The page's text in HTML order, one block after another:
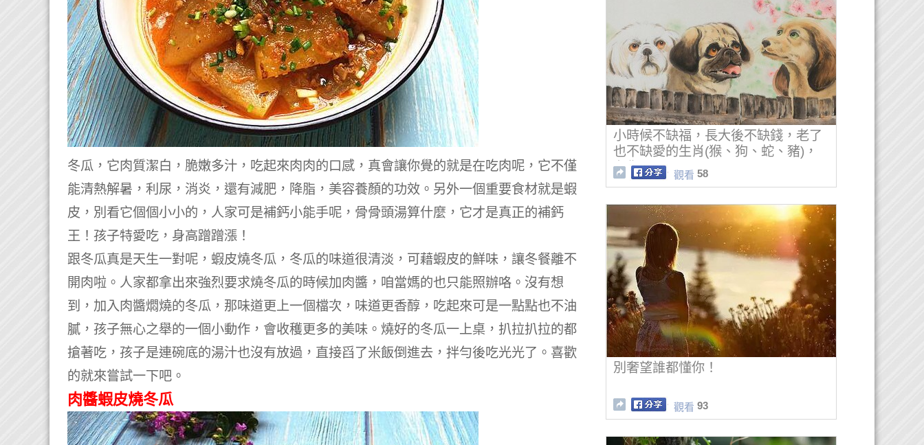
冬瓜，它肉質潔白，脆嫩多汁，吃起來肉肉的口感，真會讓你覺的就是在吃肉呢，它不僅
能清熱解暑，利尿，消炎，還有減肥，降脂，美容養顏的功效。 另外一個重要食材就是蝦
皮，別看它個個小小的，人家可是補鈣小能手呢，骨骨頭湯算什麼，它才是真正的補鈣
王！ 孩子特愛吃，身高蹭蹭漲！
跟冬瓜真是天生一對呢，蝦皮燒冬瓜，冬瓜的味道很清淡，可藉蝦皮的鮮味，讓冬餐離不
開肉啦。 人家都拿出來強烈要求燒冬瓜的時候加肉醬，咱當媽的也只能照辦咯。 沒有想
到，加入肉醬燜燒的冬瓜，那味道更上一個檔次，味道更香醇，吃起來可是一點點也不油
膩，孩子無心之舉的一個小動作，會收穫更多的美味。 燒好的冬瓜一上桌，扒拉扒拉的都
搶著吃，孩子是連碗底的湯汁也沒有放過，直接舀了米飯倒進去，拌勻後吃光光了。 喜歡
的就來嘗試一下吧。
肉醬蝦皮燒冬瓜
小時候不缺福，長大後不缺錢，老了
也不缺愛的生肖(猴、狗、蛇、豬)，
有你嗎？
觀看 58
別奢望誰都懂你！
觀看 93